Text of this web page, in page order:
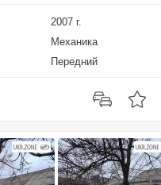
2007 г.
Механика
Передний